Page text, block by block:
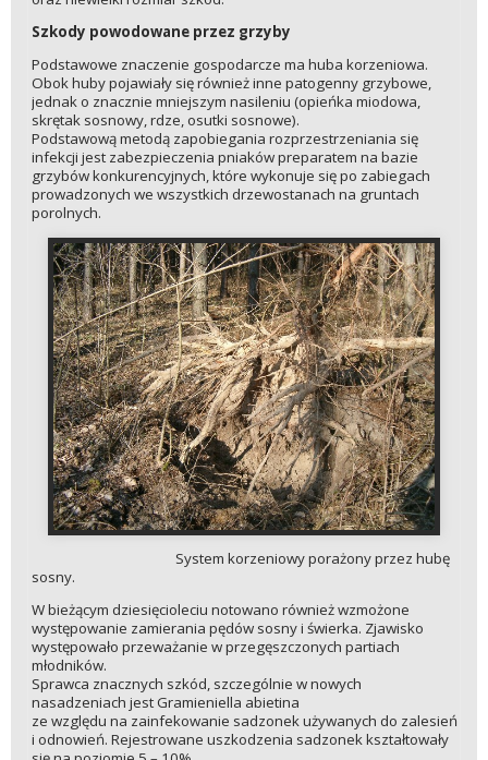
Szkody powodowane przez grzyby
Podstawowe znaczenie gospodarcze ma huba korzeniowa.
Obok huby pojawiały się również inne patogenny grzybowe,
jednak o znacznie mniejszym nasileniu (opieńka miodowa,
skrętak sosnowy, rdze, osutki sosnowe).
Podstawową metodą zapobiegania rozprzestrzeniania się
infekcji jest zabezpieczenia pniaków preparatem na bazie
grzybów konkurencyjnych, które wykonuje się po zabiegach
prowadzonych we wszystkich drzewostanach na gruntach
porolnych.
System korzeniowy porażony przez hubę
sosny.
W bieżącym dziesięcioleciu notowano również wzmożone
występowanie zamierania pędów sosny i świerka. Zjawisko
występowało przeważanie w przegęszczonych partiach
młodników.
Sprawca znacznych szkód, szczególnie w nowych
nasadzeniach jest Gramieniella abietina
ze względu na zainfekowanie sadzonek używanych do zalesień
i odnowień. Rejestrowane uszkodzenia sadzonek kształtowały